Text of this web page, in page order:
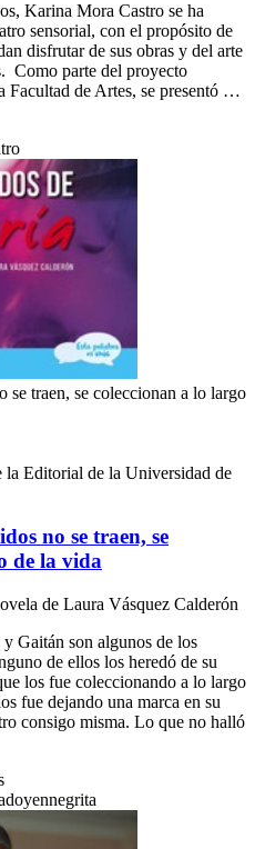
Karina Mora Castro se ha
sensorial, con el propósito de
disfrutar de sus obras y del arte
Como parte del proyecto
Facultad de Artes, se presentó …
se traen, se coleccionan a lo largo
la Editorial de la Universidad de
no se traen, se
de la vida
de Laura Vásquez Calderón
Gaitán son algunos de los
de ellos los heredó de su
los fue coleccionando a lo largo
fue dejando una marca en su
consigo misma. Lo que no halló